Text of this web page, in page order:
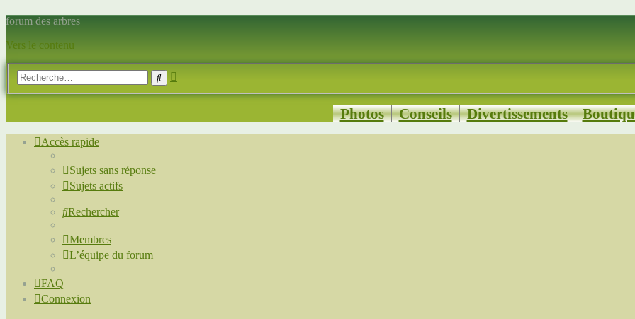
forum des arbres
Vers le contenu
Rechercher
Photos Conseils Divertissements
Accès rapide
Sujets sans réponse
Sujets actifs
Rechercher
Membres
L’équipe du forum
FAQ
Connexion